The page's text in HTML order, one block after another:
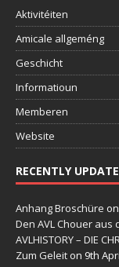
Aktivitéiten
Amicale allgeméng
Geschicht
Informatioun
Memberen
Website
RECENTLY
Anhang Broschüre
Den AVL Chouer aus
AVLHISTORY – DIE
Zum Geleit on 9th